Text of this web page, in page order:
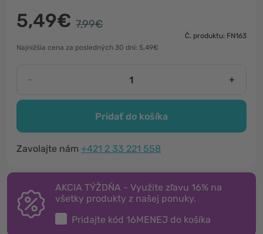
5,49€ 7,99€
Č. produktu: FN163
Najnižšia cena za posledných 30 dní: 5,49€
- +
Pridať do košíka
Zavolajte nám +421 2 33 221 558
AKCIA TÝŽDŇA - Využite zľavu 16% na
všetky produkty z našej ponuky.
Pridajte kód 16MENEJ do košíka